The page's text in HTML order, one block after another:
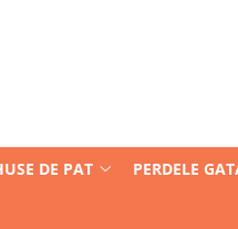
DE PAT PERDELE